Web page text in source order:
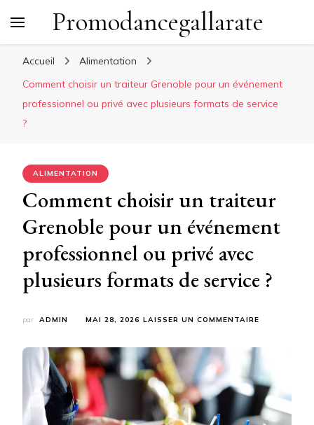
Promodancegallarate
Accueil
Alimentation
Comment choisir un traiteur Grenoble pour un événement
professionnel ou privé avec plusieurs formats de service
?
ALIMENTATION
Comment choisir un traiteur
Grenoble pour un événement
professionnel ou privé avec
plusieurs formats de service ?
par ADMIN MAI 28, 2026 LAISSER UN COMMENTAIRE
GRENOBLE
POUR
UN
ÉVÉNEMENT